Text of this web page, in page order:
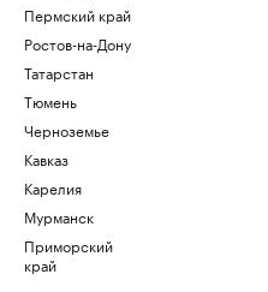
Пермский край
Ростов-на-Дону
Татарстан
Тюмень
Черноземье
Кавказ
Карелия
Мурманск
Приморский
край